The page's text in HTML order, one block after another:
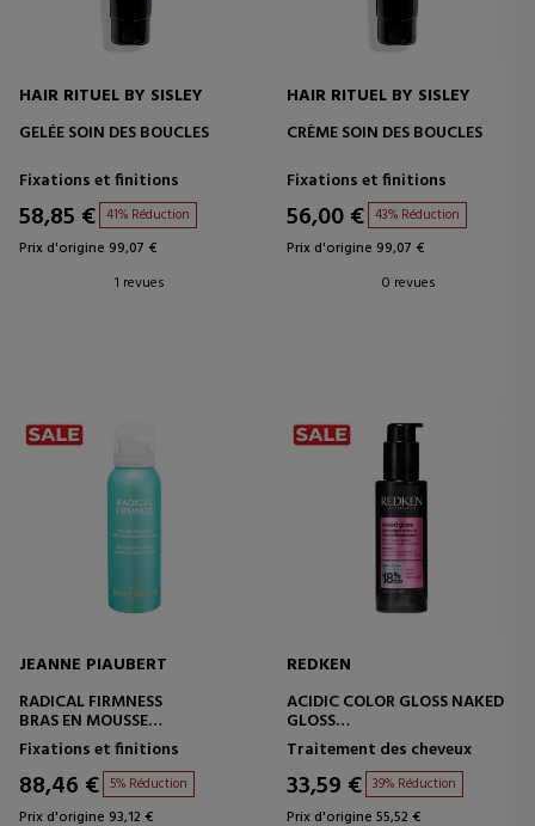
HAIR RITUEL BY SISLEY
GELÉE SOIN DES BOUCLES
Fixations et finitions
58,85 € 41% Réduction
Prix d'origine 99,07 €
1 revues
HAIR RITUEL BY SISLEY
CRÈME SOIN DES BOUCLES
Fixations et finitions
56,00 € 43% Réduction
Prix d'origine 99,07 €
0 revues
JEANNE PIAUBERT
RADICAL FIRMNESS
BRAS EN MOUSSE
SCULPTANTE
Fixations et finitions
88,46 € 5% Réduction
Prix d'origine 93,12 €
REDKEN
ACIDIC COLOR GLOSS NAKED
GLOSS
HUILE CAPILLAIRE ULTRA
LÉGÈRE
Traitement des cheveux
33,59 € 39% Réduction
Prix d'origine 55,52 €